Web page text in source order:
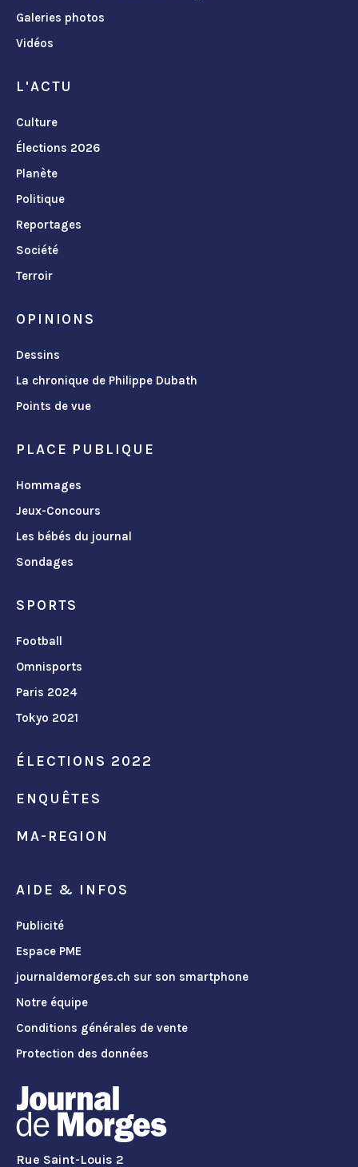
Galeries photos
Vidéos
L'ACTU
Culture
Élections 2026
Planète
Politique
Reportages
Société
Terroir
OPINIONS
Dessins
La chronique de Philippe Dubath
Points de vue
PLACE PUBLIQUE
Hommages
Jeux-Concours
Les bébés du journal
Sondages
SPORTS
Football
Omnisports
Paris 2024
Tokyo 2021
ÉLECTIONS 2022
ENQUÊTES
MA-REGION
AIDE & INFOS
Publicité
Espace PME
journaldemorges.ch sur son smartphone
Notre équipe
Conditions générales de vente
Protection des données
Rue Saint-Louis 2